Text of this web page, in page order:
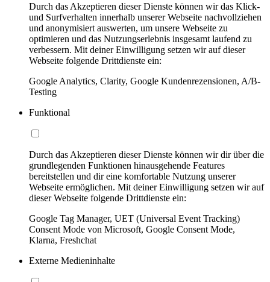
Durch das Akzeptieren dieser Dienste können wir das Klick-
und Surfverhalten innerhalb unserer Webseite nachvollziehen
und anonymisiert auswerten, um unsere Webseite zu
optimieren und das Nutzungserlebnis insgesamt laufend zu
verbessern. Mit deiner Einwilligung setzen wir auf dieser
Webseite folgende Drittdienste ein:
Google Analytics, Clarity, Google Kundenrezensionen, A/B-
Testing
Funktional
Durch das Akzeptieren dieser Dienste können wir dir über die
grundlegenden Funktionen hinausgehende Features
bereitstellen und dir eine komfortable Nutzung unserer
Webseite ermöglichen. Mit deiner Einwilligung setzen wir auf
dieser Webseite folgende Drittdienste ein:
Google Tag Manager, UET (Universal Event Tracking)
Consent Mode von Microsoft, Google Consent Mode,
Klarna, Freshchat
Externe Medieninhalte